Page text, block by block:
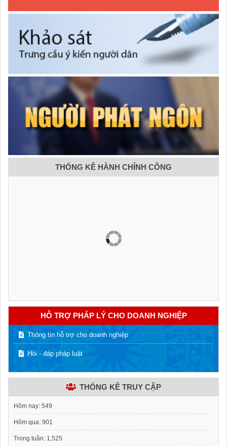
THỐNG KÊ HÀNH CHÍNH CÔNG
HỖ TRỢ PHÁP LÝ CHO DOANH NGHIỆP
Thông tin hỗ trợ cho doanh nghiệp
Hỏi - đáp pháp luật
THỐNG KÊ TRUY CẬP
Hôm nay: 549
Hôm qua: 901
Trong tuần: 1,525